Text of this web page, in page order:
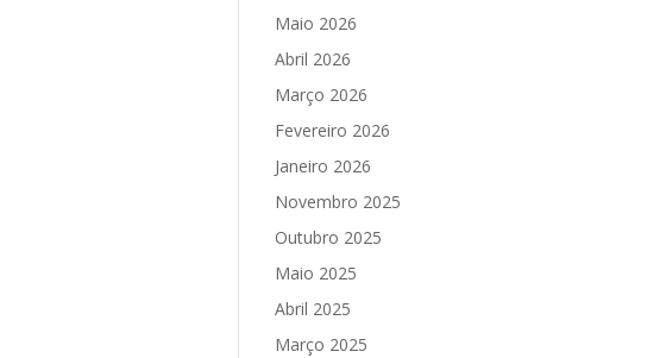
Maio 2026
Abril 2026
Março 2026
Fevereiro 2026
Janeiro 2026
Novembro 2025
Outubro 2025
Maio 2025
Abril 2025
Março 2025